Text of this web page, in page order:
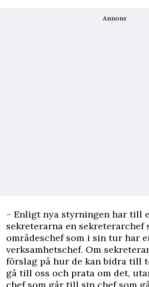
Annons
– Enligt nya styrningen har till
sekreterarna en sekreterarchef
områdeschef som i sin tur har
verksamhetschef. Om
förslag på hur de kan bidra till
gå till oss och prata om det,